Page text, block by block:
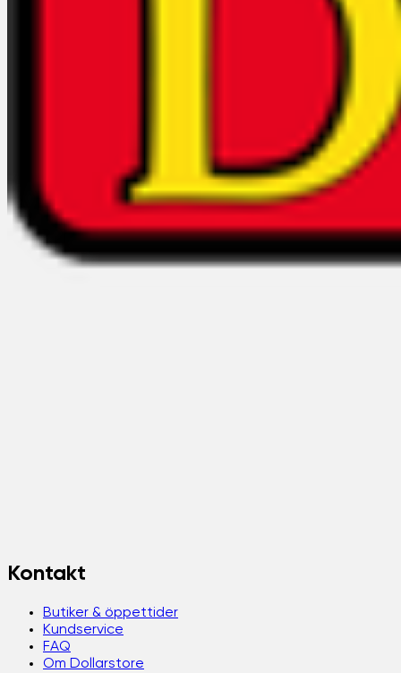
Kontakt
Butiker & öppettider
Kundservice
FAQ
Om Dollarstore